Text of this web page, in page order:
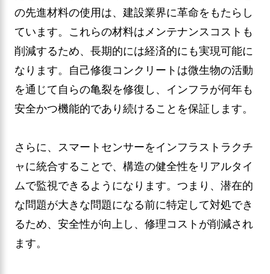
の先進材料の使用は、建設業界に革命をもたらし
ています。これらの材料はメンテナンスコストも
削減するため、長期的には経済的にも実現可能に
なります。自己修復コンクリートは微生物の活動
を通じて自らの亀裂を修復し、インフラが何年も
安全かつ機能的であり続けることを保証します。
さらに、スマートセンサーをインフラストラクチ
ャに統合することで、構造の健全性をリアルタイ
ムで監視できるようになります。つまり、潜在的
な問題が大きな問題になる前に特定して対処でき
るため、安全性が向上し、修理コストが削減され
ます。